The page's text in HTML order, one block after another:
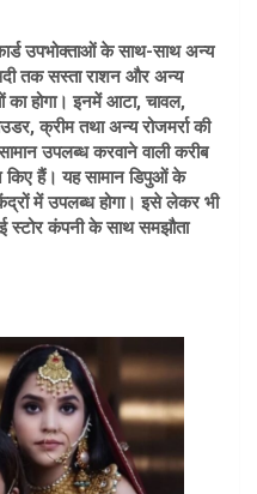
उपभोक्ताओं के साथ-साथ अन्य
तक सस्ता राशन और अन्य
का होगा। इनमें आटा, चावल,
क्रीम तथा अन्य रोजमर्रा की
उपलब्ध करवाने वाली करीब
किए हैं। यह सामान डिपुओं के
में उपलब्ध होगा। इसे लेकर भी
कंपनी के साथ समझौता